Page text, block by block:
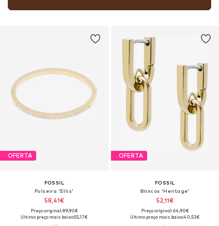
OFERTA
FOSSIL
Pulseira 'Ellis'
58,41€
Preço original: 89,90€
Último preço mais baixo:55,17€
OFERTA
FOSSIL
Brincos 'Heritage'
52,11€
Preço original: 64,90€
Último preço mais baixo:40,53€